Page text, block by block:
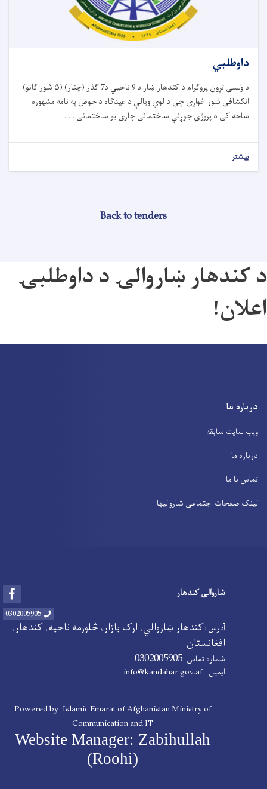
داوطلبي
د ولسی تړون پروګرام د کندهار ښار د 9 ناحیي د7 ګذر (چنار) (۵ شوراګانو)
انکشافی شورا غواړی چی د لوي ویالې د عیدګاه د حوض په نامه مشهوره
ساحه کی د پروژي جوړنې ساختمانی چاری یو ساختمانی . . .
بیشتر
Back to tenders
د کندهار ښاروالۍ د داوطلبۍ
اعلان!
درباره ما
ویب سایت سابقه
درباره ما
تماس با ما
لینک صفحات اجتماعی شاروالیها
شاروالی کندهار
0302005905
آدرس :کندهار ښاروالي، ارک بازار، څلورمه ناحیه، کندهار،
افغانستان
شماره تماس :0302005905
ایمیل : info@kandahar.gov.af
Powered by: Islamic Emarat of Afghanistan Ministry of
Communication and IT
Website Manager: Zabihullah
(Roohi)